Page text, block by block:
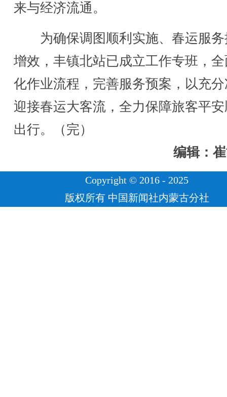
来与经济流通。
为确保调图顺利实施、春运服务
增效，丰镇北站已成立工作专班，
化作业流程，完善服务预案，以充
迎接春运大客流，全力保障旅客平
出行。（完）
编辑：
Copyright © 2016 - 2025
版权所有 中国新闻社内蒙古分社